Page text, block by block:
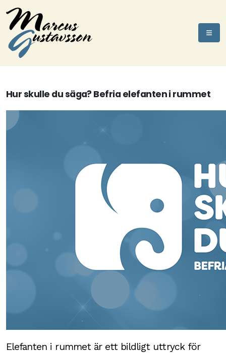
Hur skulle du säga? Befria elefanten i rummet
Elefanten i rummet är ett bildligt uttryck för